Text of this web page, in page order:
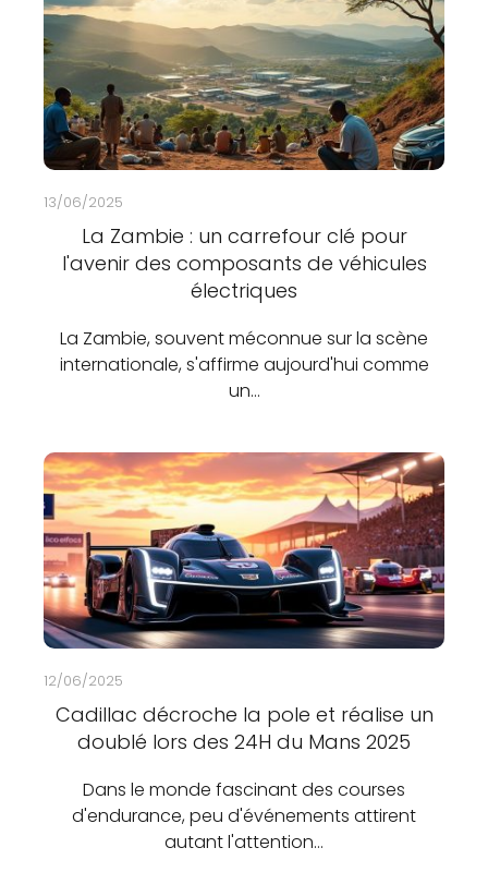
13/06/2025
La Zambie : un carrefour clé pour
l'avenir des composants de véhicules
électriques
La Zambie, souvent méconnue sur la scène
internationale, s'affirme aujourd'hui comme
un…
12/06/2025
Cadillac décroche la pole et réalise un
doublé lors des 24H du Mans 2025
Dans le monde fascinant des courses
d'endurance, peu d'événements attirent
autant l'attention…